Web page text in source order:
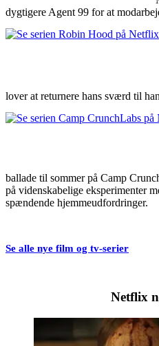
dygtigere Agent 99 for at
lover at returnere hans sværd til
ballade til sommer på Camp
på videnskabelige eksperimenter
spændende hjemmeudfordringer.
Se alle nye film og tv-serier
Netflix